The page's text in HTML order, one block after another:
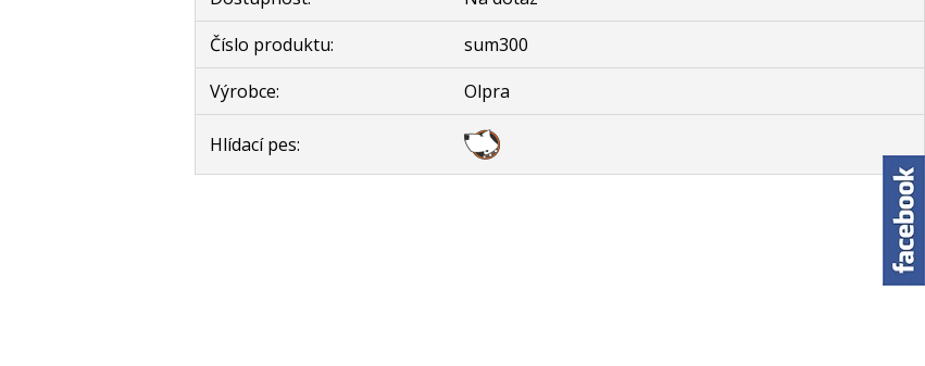
Číslo produktu:
sum300
Výrobce:
Olpra
Hlídací pes: